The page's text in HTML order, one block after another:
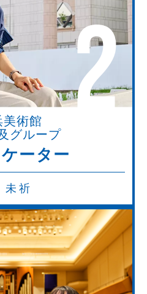
2
術館
グループ
ーター
未祈